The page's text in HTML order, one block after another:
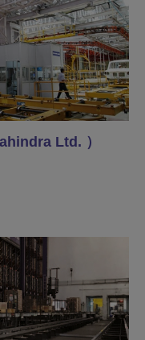
Ltd. ）